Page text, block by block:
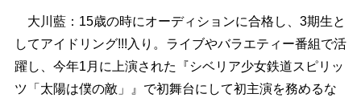
大川藍：15歳の時にオーディションに合格し、3期生と
してアイドリング!!!入り。ライブやバラエティー番組で活
躍し、今年1月に上演された『シベリア少女鉄道スピリッ
ツ「太陽は僕の敵」』で初舞台にして初主演を務めるな